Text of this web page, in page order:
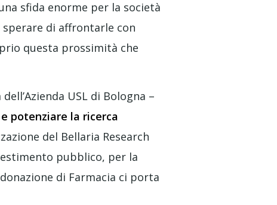
sfida enorme per la società
di affrontarle con
questa prossimità che
USL di Bologna –
potenziare la ricerca
del Bellaria Research
pubblico, per la
di Farmacia ci porta